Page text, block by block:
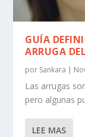
GUÍA
ARRUGA
por Sankara |
Las arrugas
pero algunas
LEE MAS